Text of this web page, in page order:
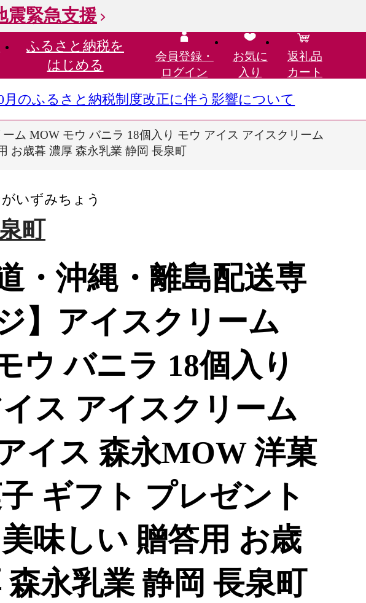
震緊急支援
ふるさと納税を
はじめる
会員登録・
ログイン
お気に
入り
返礼品
カート
月のふるさと納税制度改正に伴う影響について
ム MOW モウ バニラ 18個入り モウ アイス アイスクリーム
お歳暮 濃厚 森永乳業 静岡 長泉町
いずみちょう
町
・沖縄・離島配送専
】アイスクリーム
ウ バニラ 18個入り
ス アイスクリーム
イス 森永MOW 洋菓
ギフト プレゼント
味しい 贈答用 お歳
森永乳業 静岡 長泉町